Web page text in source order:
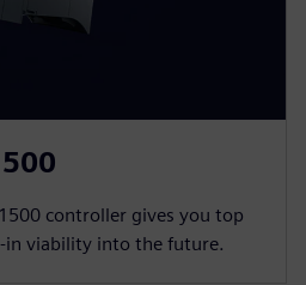
controller gives you top
in viability into the future.